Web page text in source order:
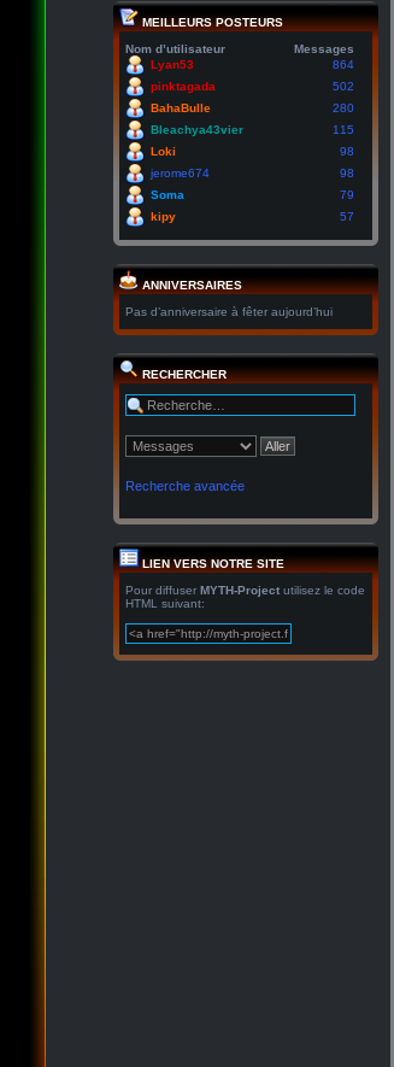
MEILLEURS POSTEURS
Nom d’utilisateur
Messages
Lyan53
864
pinktagada
502
BahaBulle
280
Bleachya43vier
115
Loki
98
jerome674
98
Soma
79
kipy
57
ANNIVERSAIRES
Pas d’anniversaire à fêter aujourd’hui
RECHERCHER
Recherche avancée
LIEN VERS NOTRE SITE
Pour diffuser MYTH-Projectutilisez le code
HTML suivant: